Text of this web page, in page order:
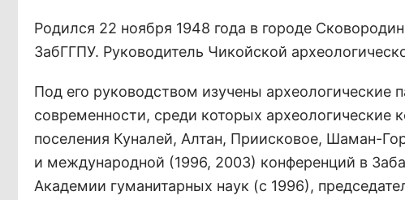
Родился 22 ноября 1948 года в городе
ЗабГГПУ. Руководитель Чикойской
Под его руководством изучены археологические
современности, среди которых
поселения Куналей, Алтан, Приисковое, Шаман-
и международной (1996, 2003) конференций в
Академии гуманитарных наук (с 1996),